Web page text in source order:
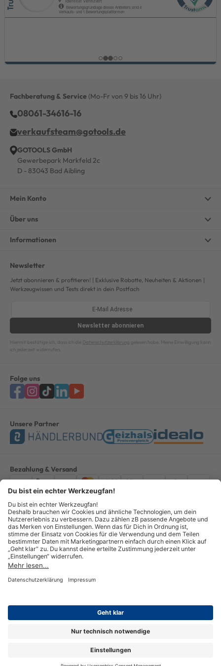
Fachberatung & Service (Mo-Fr von 9 bis 16 Uhr)
08061-34616-16
verkaufsteam@gotools.de
GOTOOLS GmbH
Gewerbepark Markfeld 2c
D - 83043 Bad Aibling
Mein Konto
Über uns
Informationen
Newsletter
Jetzt abonnieren & profitieren! | Exklusive Rabatte, Neuheiten & Aktionen |
Werkzeugwissen und Tests direkt in dein Postfach
Newsletter abonnieren
Hiermit bestätige ich, dass ich die Datenschutzerklärung gelesen habe. Meine Einwilligung kann
ich jederzeit widerrufen.
Folge uns
Unsere Partner
Bezahlung & Versand
ImpressumAGBDatenschutzWiderruf Vertrag widerrufen
Alle Preise verstehen sich inkl. ges. MwSt. *Kostenloser Versand innerhalb
Deutschlands, bei Bestellungen ab 100,00 Euro.
© Copyright 2026 GOTOOLS GmbH - Alle Rechte vorbehalten. powered by
createyourtemplate